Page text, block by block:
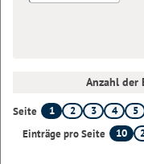
Anzahl der
Seite 1 2 3 4
5
Einträge pro Seite
10